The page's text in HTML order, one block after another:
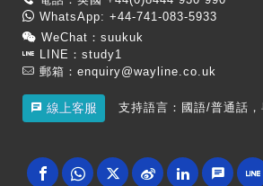
WhatsApp: +44-741-083-5933
WeChat：suukuk
LINE：study1
郵箱： enquiry@wayline.co.uk
線上客服 支持語言：國語/普通話